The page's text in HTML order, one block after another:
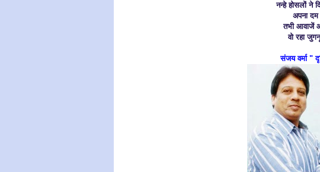
नन्हे होसलों ने
अपना दम
तभी आवाजें
वो रहा जुगनू
संजय वर्मा "